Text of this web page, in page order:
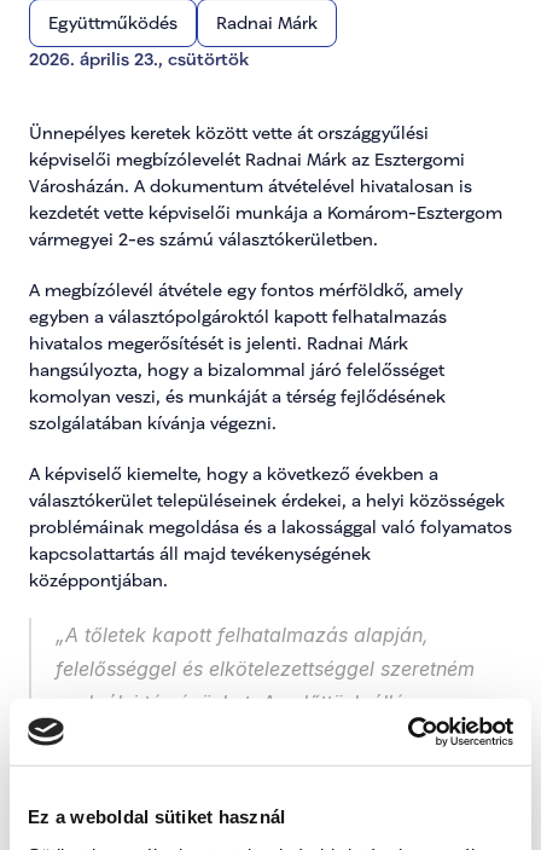
Ez a weboldal sütiket használ
Bezárás
Együttműködés
Radnai Márk
2026. április 23., csütörtök
Ünnepélyes keretek között vette át országgyűlési
képviselői megbízólevelét Radnai Márk az Esztergomi
Városházán. A dokumentum átvételével hivatalosan is
kezdetét vette képviselői munkája a Komárom-Esztergom
vármegyei 2-es számú választókerületben.
A megbízólevél átvétele egy fontos mérföldkő, amely
egyben a választópolgároktól kapott felhatalmazás
hivatalos megerősítését is jelenti. Radnai Márk
hangsúlyozta, hogy a bizalommal járó felelősséget
komolyan veszi, és munkáját a térség fejlődésének
szolgálatában kívánja végezni.
A képviselő kiemelte, hogy a következő években a
választókerület településeinek érdekei, a helyi közösségek
problémáinak megoldása és a lakossággal való folyamatos
kapcsolattartás áll majd tevékenységének
középpontjában.
„A tőletek kapott felhatalmazás alapján,
felelősséggel és elkötelezettséggel szeretném
szolgálni térségünket. Az előttünk álló
időszakban azon fogok dolgozni, hogy a
helyben élők hangja minél erősebben jelenjen
meg a döntéshozatalban” – fogalmazott.